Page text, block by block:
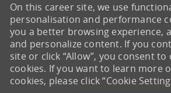
On this career site, we use
personalisation and performance
you a better browsing experience,
and personalize content. If you
site or click “Allow”, you consent
cookies. If you want to learn more
cookies, please click “Cookie